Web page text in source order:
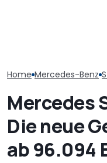
Home Mercedes-Benz
Mercedes
Die neue
ab 96.094